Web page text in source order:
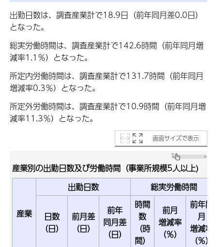
出勤日数は、調査産業計で18.9日（前年同月差0.0日）
となった。
総実労働時間は、調査産業計で142.6時間（前年同月増
減率1.1％）となった。
所定内労働時間は、調査産業計で131.7時間（前年同月
増減率0.3％）となった。
所定外労働時間は、調査産業計で10.9時間（前年同月増
減率11.3％）となった。
画面サイズで表示
産業別の出勤日数及び労働時間（事業所規模5人以上)
産業
出勤日数 総実労働時間
日数
（日）
前月差
（日）
前年
同月差
（日）
時間
数
（時
間）
前月
増減率
（％）
前年同
月
増減率
（％）